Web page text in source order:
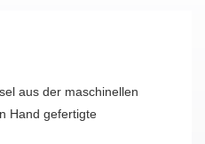
aus der maschinellen
Hand gefertigte